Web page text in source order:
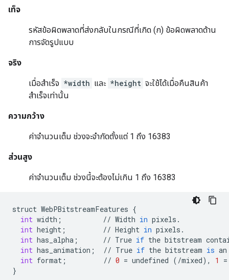
เท็จ
รหัสข้อผิดพลาดที่ส่งกลับในกรณีที่เกิด (ก) ข้อผิดพลาดด้าน
การจัดรูปแบบ
จริง
เมื่อสำเร็จ *width และ *height จะใช้ได้เมื่อคืนสินค้า
สำเร็จเท่านั้น
ความกว้าง
ค่าจำนวนเต็ม ช่วงจะจำกัดตั้งแต่ 1 ถึง 16383
ส่วนสูง
ค่าจำนวนเต็ม ช่วงนี้จะต้องไม่เกิน 1 ถึง 16383
struct WebPBitstreamFeatures {
int width ; // Width in pixels .
int height ; // Height in pixels .
int has_alpha ; // True if the bitstream
int has_animation ; // True if the bitstream is an
int format ; // 0 = undefined ( /mixed), 1
=
}